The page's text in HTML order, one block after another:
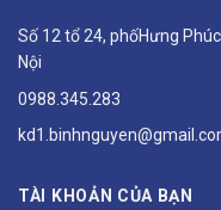
Số 12 tổ 24, phốHưng
Nội
0988.345.283
TÀI KHOẢN CỦA BẠN